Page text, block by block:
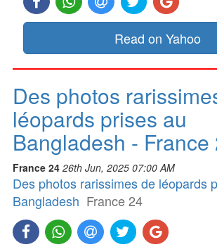
Read on Yahoo
Des photos
léopards prises au
Bangladesh - France
France 24 26th Jun, 2025 07:00 AM
Des photos rarissimes de léopards
Bangladesh France 24